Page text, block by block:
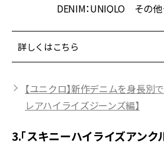
DENIM：UNIQLO その
詳しくはこちら
【ユニクロ】新作デニムを身長別
レアハイライズジーンズ編】
3.「スキニーハイライズアンク